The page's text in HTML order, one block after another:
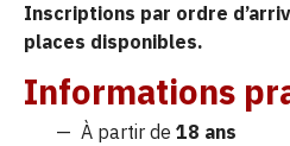
Inscriptions par ordre
places disponibles.
Informations
À partir de 18 ans